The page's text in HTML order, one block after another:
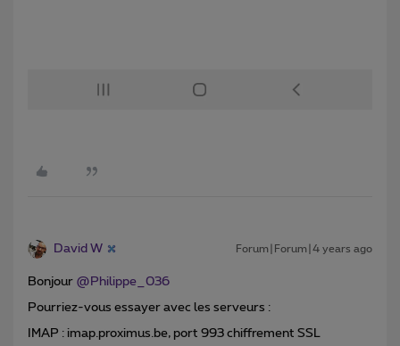
David W Forum|Forum|4 years ago
Bonjour @Philippe_036
Pourriez-vous essayer avec les serveurs :
IMAP : imap.proximus.be, port 993 chiffrement SSL